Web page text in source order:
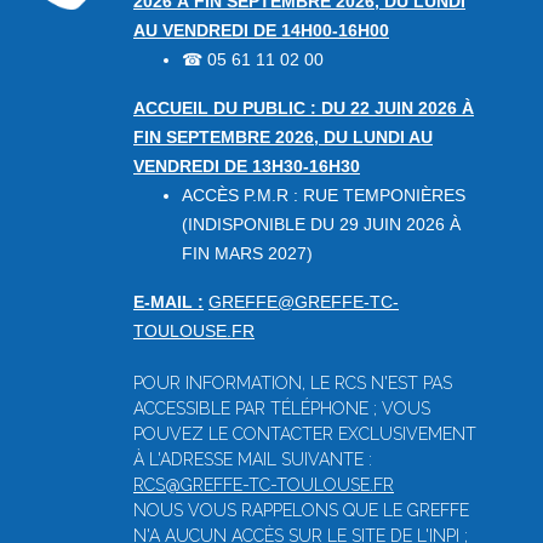
AU VENDREDI DE 14H00-16H00
☎ 05 61 11 02 00
ACCUEIL DU PUBLIC : DU 22 JUIN 2026 À
FIN SEPTEMBRE 2026, DU LUNDI AU
VENDREDI DE 13H30-16H30
ACCÈS P.M.R : RUE TEMPONIÈRES
(INDISPONIBLE DU 29 JUIN 2026 À
FIN MARS 2027)
E-MAIL : GREFFE@GREFFE-TC-
TOULOUSE.FR
POUR INFORMATION, LE RCS N'EST PAS
ACCESSIBLE PAR TÉLÉPHONE ; VOUS
POUVEZ LE CONTACTER EXCLUSIVEMENT
À L'ADRESSE MAIL SUIVANTE :
RCS@GREFFE-TC-TOULOUSE.FR
NOUS VOUS RAPPELONS QUE LE GREFFE
N'A AUCUN ACCÈS SUR LE SITE DE L'INPI ;